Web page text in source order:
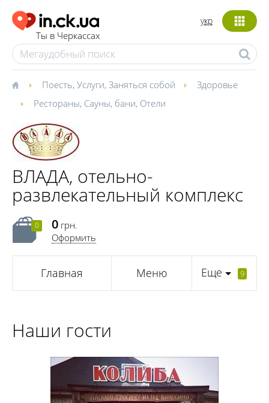
Ты в Черкассах
укр
Поесть, Услуги, Заняться собой
Здоровье
Рестораны, Сауны, бани, Отели
ВЛАДА, отельно-
развлекательный комплекс
0 0 грн.
Оформить
Главная Меню Еще 9
Наши гости